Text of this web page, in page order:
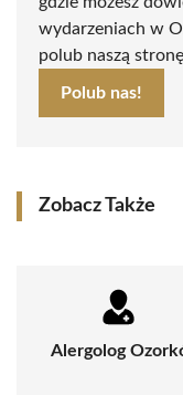
wydarzeniach w
polub naszą
Polub nas!
Zobacz Także
Alergolog